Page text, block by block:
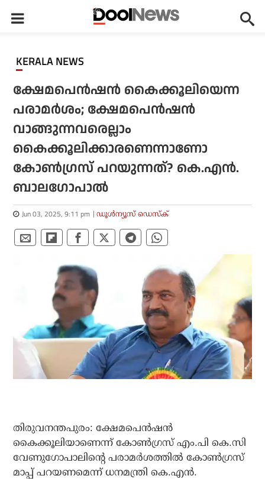
KERALA NEWS
ക്ഷേമപെന്‍ഷന്‍ കൈക്കൂലിയെന്ന
പരാമര്‍ശം; ക്ഷേമപെന്‍ഷന്‍
വാങ്ങുന്നവരെല്ലാം
കൈക്കൂലിക്കാരണെന്നാണോ
കോണ്‍ഗ്രസ് പറയുന്നത്? കെ.എന്‍.
ബാലഗോപാല്‍
Jun 03, 2025, 9:11 pm ഡൂള്‍ന്യൂസ് ഡെസ്‌ക്
തിരുവനന്തപുരം: ക്ഷേമപെന്‍ഷന്‍
കൈക്കൂലിയാണെന്ന് കോണ്‍ഗ്രസ് എം.പി കെ.സി
വേണുഗോപാലിന്റെ പരാമര്‍ശത്തില്‍ കോണ്‍ഗ്രസ്
മാപ്പ് പറയണമെന്ന് ധനമന്ത്രി കെ.എന്‍.